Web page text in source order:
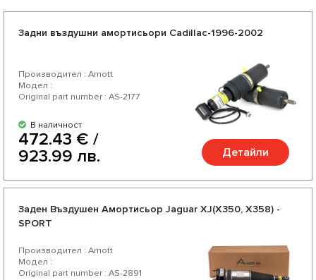
професионална консултация
Задни въздушни амортисьори Cadillac-1996-2002
Производител : Arnott
Модел :
Original part number : AS-2177
В наличност
472.43 € /
923.99 лв.
Детайли
Заден Въздушен Амортисьор Jaguar XJ(X350, X358) -
SPORT
Производител : Arnott
Модел :
Original part number : AS-2891